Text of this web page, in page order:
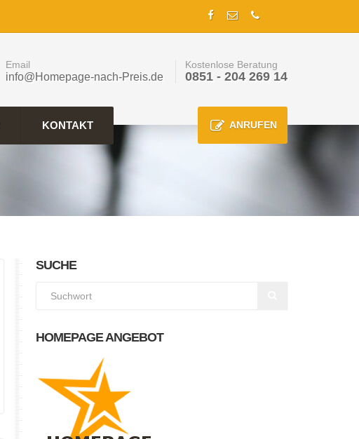
Email
info@Homepage-nach-Preis.de
Kostenlose Beratung
0851 - 204 269 14
KONTAKT ANRUFEN
SUCHE
HOMEPAGE ANGEBOT